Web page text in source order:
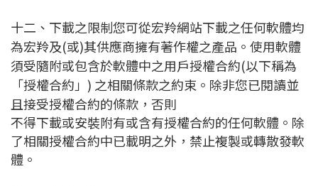
十二、下載之限制您可從宏羚網站下載之任何軟體均
為宏羚及(或)其供應商擁有著作權之產品。使用軟體
須受隨附或包含於軟體中之用戶授權合約(以下稱為
「授權合約」) 之相關條款之約束。除非您已閱讀並
且接受授權合約的條款，否則
不得下載或安裝附有或含有授權合約的任何軟體。除
了相關授權合約中已載明之外，禁止複製或轉散發軟
體。